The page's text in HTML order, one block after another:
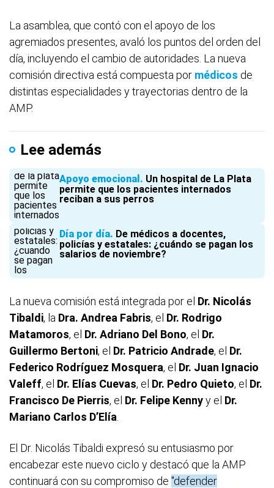
La asamblea, que contó con el apoyo de los
agremiados presentes, avaló los puntos del orden del
día, incluyendo el cambio de autoridades. La nueva
comisión directiva está compuesta por médicos de
distintas especialidades y trayectorias dentro de la
AMP.
Lee además
Apoyo emocional
Un hospital de La Plata
permite que los pacientes internados
reciban a sus perros
Día por día De médicos a docentes,
policías y estatales: ¿cuándo se pagan los
salarios de noviembre?
La nueva comisión está integrada por el Dr. Nicolás
Tibaldi, la Dra. Andrea Fabris, el Dr. Rodrigo
Matamoros, el Dr. Adriano Del Bono, el Dr.
Guillermo Bertoni, el Dr. Patricio Andrade, el Dr.
Federico Rodríguez Mosquera, el Dr. Juan Ignacio
Valeff, el Dr. Elías Cuevas, el Dr. Pedro Quieto, el Dr.
Francisco De Pierris, el Dr. Felipe Kennyy el Dr.
Mariano Carlos D’Elía
El Dr. Nicolás Tibaldi expresó su entusiasmo por
encabezar este nuevo ciclo y destacó que la AMP
continuará con su compromiso de "defender